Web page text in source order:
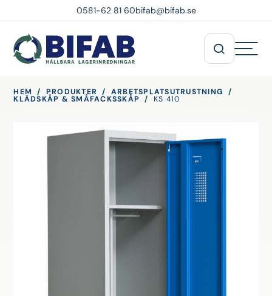
0581-62 81 60bifab@bifab.se
HEM / PRODUKTER / ARBETSPLATSUTRUSTNING
/
KLÄDSKÅP & SMÅFACKSSKÅP / KS 410